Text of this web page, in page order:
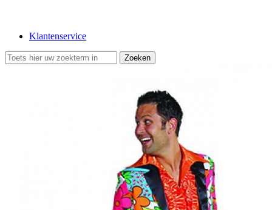
Klantenservice